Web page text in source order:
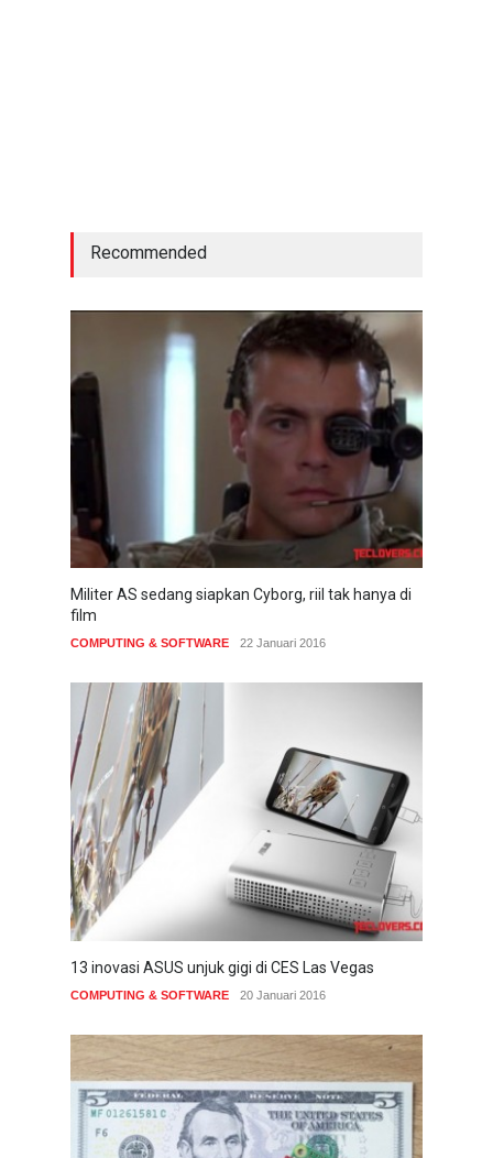
Recommended
Militer AS sedang siapkan Cyborg, riil tak hanya di
film
COMPUTING & SOFTWARE 22 Januari 2016
13 inovasi ASUS unjuk gigi di CES Las Vegas
COMPUTING & SOFTWARE 20 Januari 2016